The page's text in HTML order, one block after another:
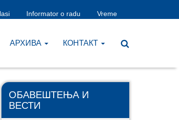
Informator o radu Vreme
AРХИВА КОНТАКТ
ОБАВЕШТЕЊА И
ВЕСТИ